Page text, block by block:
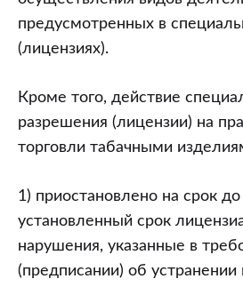
предусмотренных в
(лицензиях).
Кроме того, действие
разрешения (лицензии) на
торговли табачными
1) приостановлено на срок
установленный срок
нарушения, указанные в
(предписании) об